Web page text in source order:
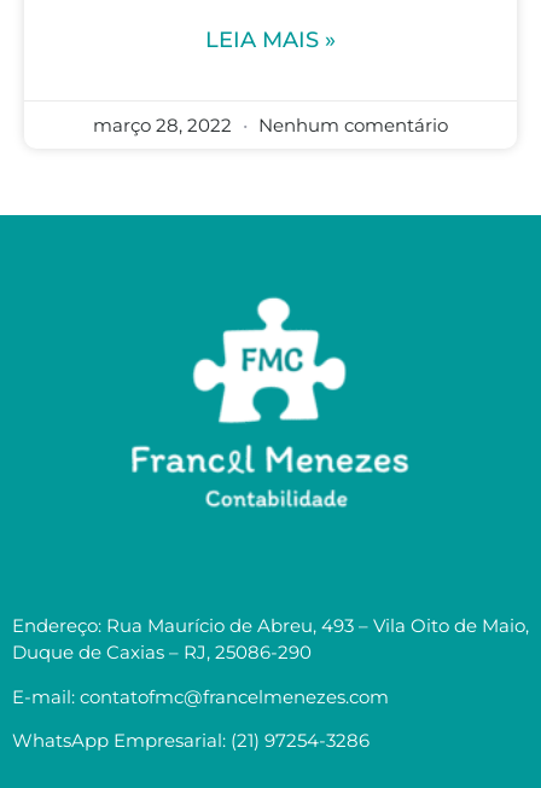
LEIA MAIS »
março 28, 2022 Nenhum comentário
Endereço: Rua Maurício de Abreu, 493 – Vila Oito de Maio,
Duque de Caxias – RJ, 25086-290
E-mail: contatofmc@francelmenezes.com
WhatsApp Empresarial: (21) 97254-3286